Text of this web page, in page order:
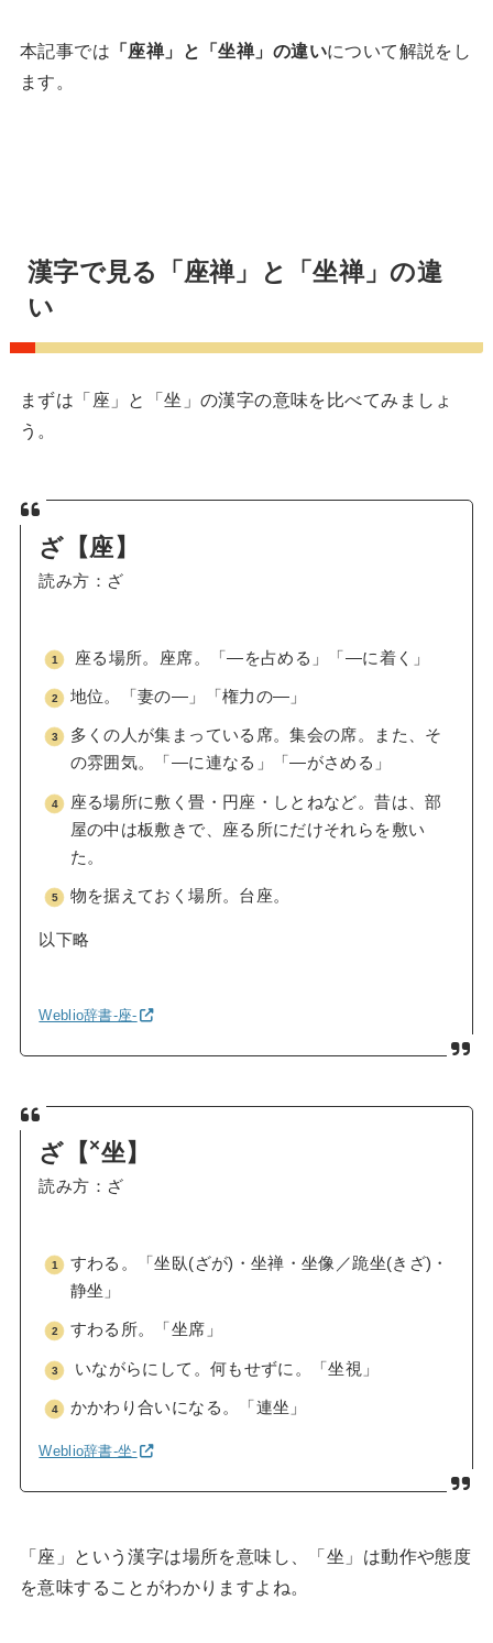
本記事では 「座禅」と「坐禅」の違いについて解説をし
ます。
漢字で見る「座禅」と「坐禅」の違
い
まずは「座」と「坐」の漢字の意味を比べてみましょ
う。
ざ【座】
読み方：ざ
座る場所。座席。「—を占める」「—に着く」
地位。「妻の—」「権力の—」
多くの人が集まっている席。集会の席。また、そ
の雰囲気。「—に連なる」「—がさめる」
座る場所に敷く畳・円座・しとねなど。昔は、部
屋の中は板敷きで、座る所にだけそれらを敷い
た。
物を据えておく場所。台座。
以下略
Weblio辞書-座-
ざ【 ×坐】
読み方：ざ
すわる。「坐臥(ざが)・坐禅・坐像／跪坐(きざ)・
静坐」
すわる所。「坐席」
いながらにして。何もせずに。「坐視」
かかわり合いになる。「連坐」
Weblio辞書-坐-
「座」という漢字は場所を意味し、「坐」は動作や態度
を意味することがわかりますよね。